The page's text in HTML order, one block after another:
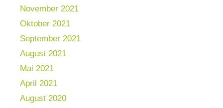
November 2021
Oktober 2021
September 2021
August 2021
Mai 2021
April 2021
August 2020